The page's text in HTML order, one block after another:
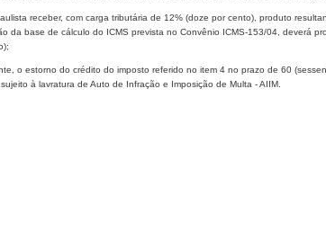
receber, com carga tributária de 12% (doze por cento), produto
da base de cálculo do ICMS prevista no Convênio ICMS-153/04, deverá
o estorno do crédito do imposto referido no item 4 no prazo de 60
à lavratura de Auto de Infração e Imposição de Multa - AIIM.